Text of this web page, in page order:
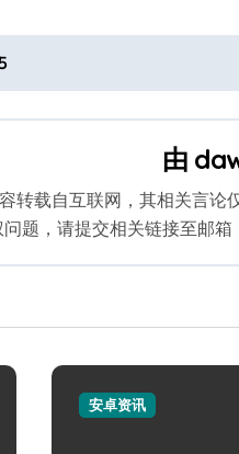
由
转载自互联网，其相关言
题，请提交相关链接至邮
安卓资讯